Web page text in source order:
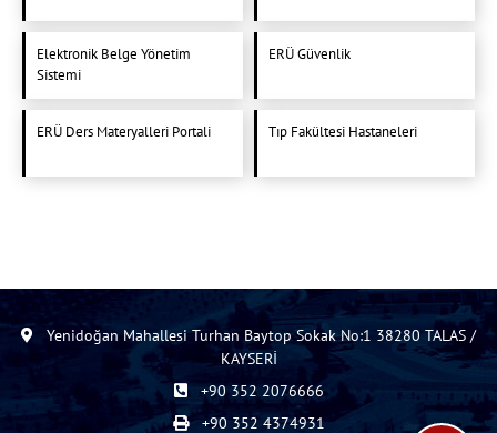
Elektronik Belge Yönetim
Sistemi
ERÜ Güvenlik
ERÜ Ders Materyalleri Portali Tıp Fakültesi Hastaneleri
Yenidoğan Mahallesi Turhan Baytop Sokak No:1 38280 TALAS /
KAYSERİ
+90 352 2076666
+90 352 4374931